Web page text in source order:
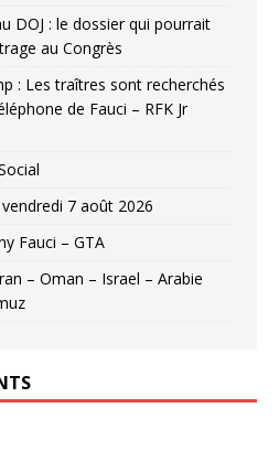
DOJ : le dossier qui pourrait
au Congrès
: Les traîtres sont recherchés
de Fauci – RFK Jr
7 août 2026
Fauci – GTA
– Oman – Israel – Arabie